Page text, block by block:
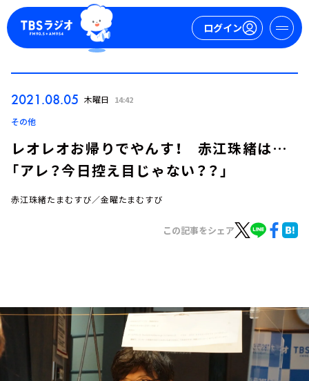
ログイン
お知らせ
イベント・グッズ
YouTube
会社情報
2021.08.05 木曜日 14:42
その他
レオレオお帰りでやんす！ 赤江珠緒は…
「アレ？今日控え目じゃない？？」
赤江珠緒たまむすび／金曜たまむすび
この記事をシェア